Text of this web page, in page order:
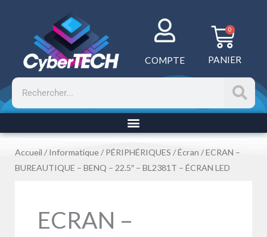
COMPTE
0
PANIER
Rechercher
Accueil /Informatique / PÉRIPHÉRIQUES /Écran / ECRAN –
BUREAUTIQUE – BENQ – 22.5″ – BL2381T – ÉCRAN LED
ECRAN –